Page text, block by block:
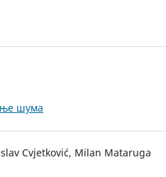
шума
Cvjetković, Milan Mataruga